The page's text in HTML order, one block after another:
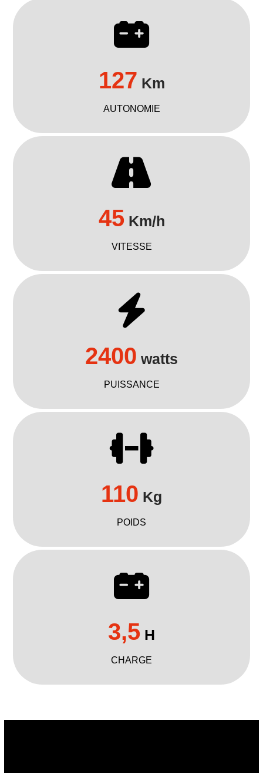
127 Km
AUTONOMIE
45 Km/h
VITESSE
2400 watts
PUISSANCE
110 Kg
POIDS
3,5 H
CHARGE